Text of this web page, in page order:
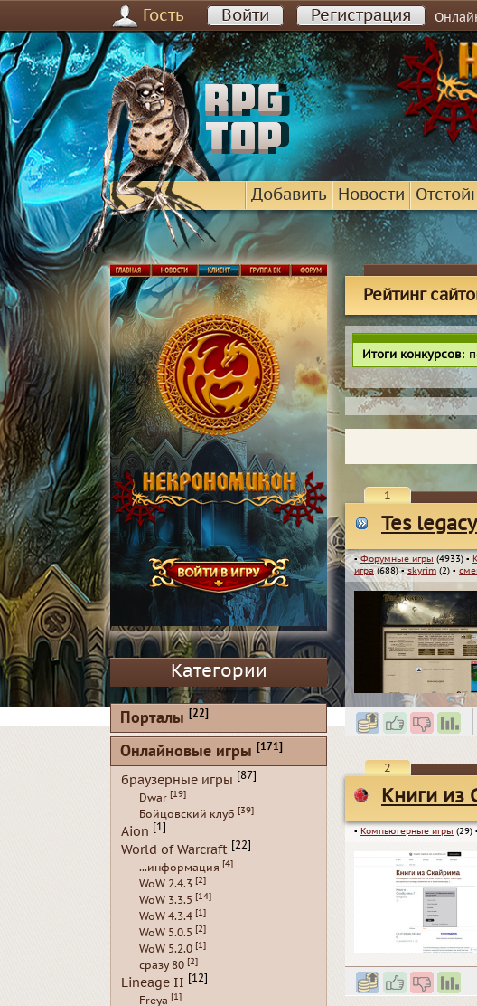
Гость Войти Регистрация
Добавить Новости
Рейтинг
Итоги конкурсов:
1
Tes legacy
▪Форумные игры (4933) ▪
игра(688)▪skyrim (2) ▪
2
Книги из
▪ Компьютерные игры (29) ▪
Категории
Порталы [22]
Онлайновые игры [171]
браузерные игры [87]
Dwar [19]
Бойцовский клуб [39]
Aion [1]
World of Warcraft [22]
...информация [4]
WoW 2.4.3 [2]
WoW 3.3.5 [14]
WoW 4.3.4 [1]
WoW 5.0.5 [2]
WoW 5.2.0 [1]
сразу 80 [2]
Lineage II [12]
Freya [1]